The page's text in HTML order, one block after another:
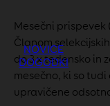
NOVICE
DOGODKI
Mesečni prispevek
Članom
do 3 x tedensko in
mesečno, ki so
upravičene